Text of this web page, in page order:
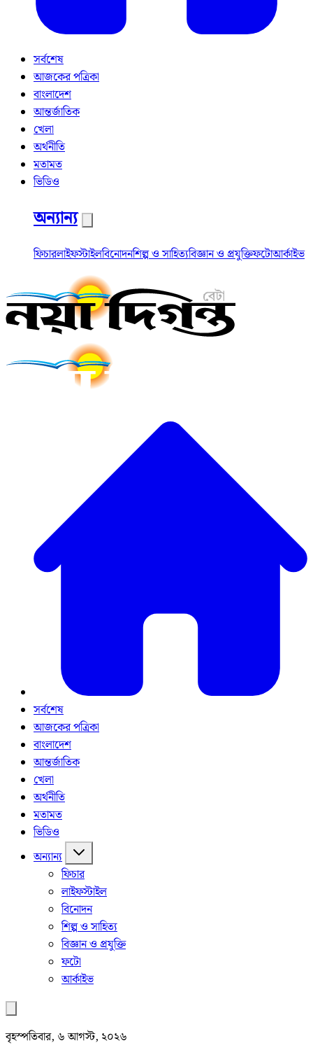
সর্বশেষ
আজকের পত্রিকা
বাংলাদেশ
আন্তর্জাতিক
খেলা
অর্থনীতি
মতামত
ভিডিও
অন্যান্য
ফিচারলাইফস্টাইলবিনোদনশিল্প ও সাহিত্যবিজ্ঞান ও প্রযুক্তিফটোআর্কাইভ
সর্বশেষ
আজকের পত্রিকা
বাংলাদেশ
আন্তর্জাতিক
খেলা
অর্থনীতি
মতামত
ভিডিও
অন্যান্য
ফিচার
লাইফস্টাইল
বিনোদন
শিল্প ও সাহিত্য
বিজ্ঞান ও প্রযুক্তি
ফটো
আর্কাইভ
বৃহস্পতিবার, ৬ আগস্ট, ২০২৬